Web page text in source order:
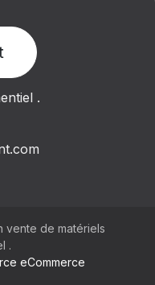
.
vente de matériels
.
eCommerce